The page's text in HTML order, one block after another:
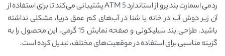
ردمی اسمارت بند پرو از استاندارد 5 ATM پشتیبانی می‌کند تا برای استفاده از
آن زیر دوش آب در خانه یا شنا در آب‌های کم عمق دریا، مشکلی نداشته
باشید. طراحی بند سیلیکونی و صفحه نمایش 15 گرمی، این محصول را به
گزینه مناسبی برای استفاده در موقعیت‌های مختلف، تبدیل کرده است.